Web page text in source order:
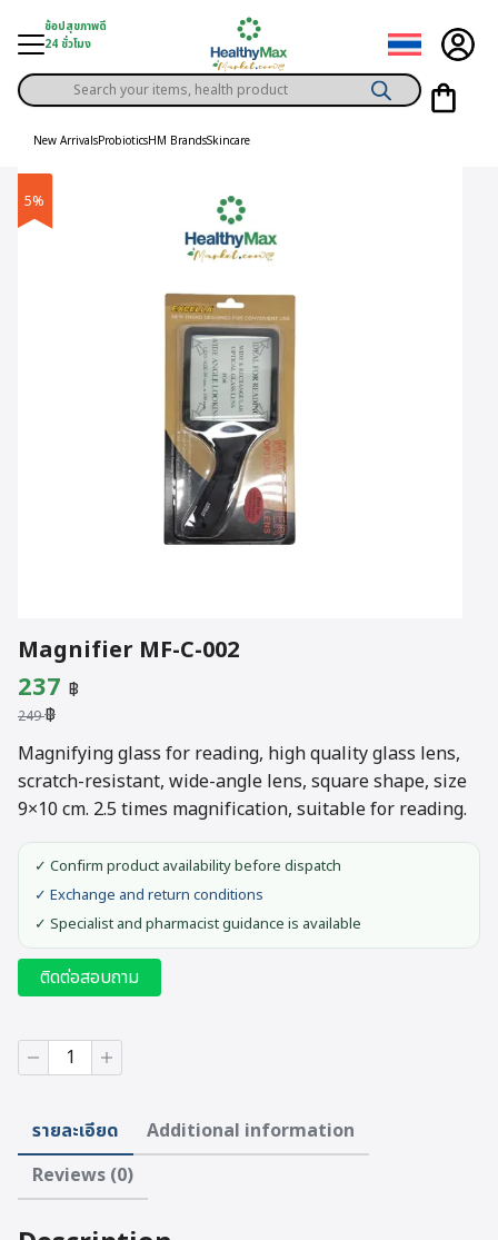
content
ช้อปสุขภาพดี
24 ชั่วโมง
Solution
Products
search
New ArrivalsProbioticsHM BrandsSkincare
5%
Magnifier MF-C-002
249฿
Original
price
was:
249 ฿.
237 ฿
is:
237 ฿.
Magnifying glass for reading, high quality glass lens,
scratch-resistant, wide-angle lens, square shape, size
9×10 cm. 2.5 times magnification, suitable for reading.
✓ Confirm product availability before dispatch
✓ Exchange and return conditions
✓ Specialist and pharmacist guidance is available
ติดต่อสอบถาม
Magnifier
MF-
quantity
รายละเอียด
Additional information
Reviews (0)